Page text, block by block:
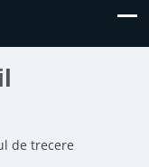
de trecere